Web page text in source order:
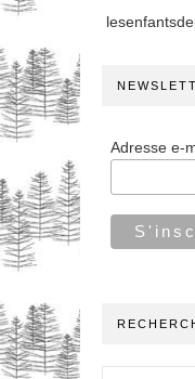
Adresse e-